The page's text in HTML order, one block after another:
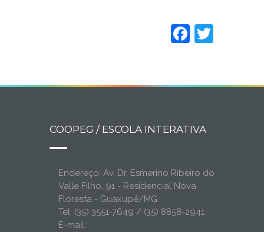
COOPEG / ESCOLA INTERATIVA
Endereço: Av. Dr. Esmerino Ribeiro do
Valle Filho, 91 - Residencial Nova
Floresta - Guaxupé/MG
Tel: (35) 3551-7649 / (35) 8858-2941
E-mail: